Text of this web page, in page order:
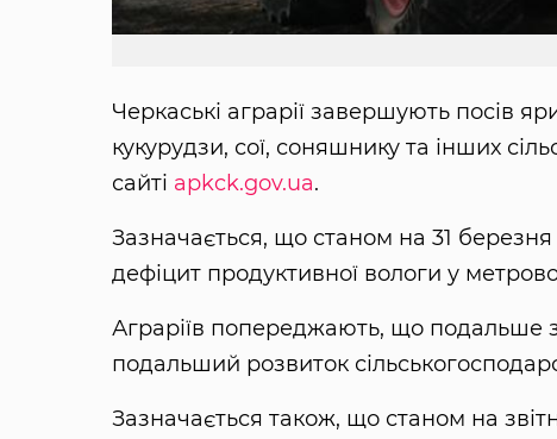
Черкаські аграрії завершують посів
кукурудзи, сої, соняшнику та інших
сайті apkck.gov.ua.
Зазначається, що станом на 31 березня
дефіцит продуктивної вологи у
Аграріїв попереджають, що подальше
подальший розвиток
Зазначається також, що станом на